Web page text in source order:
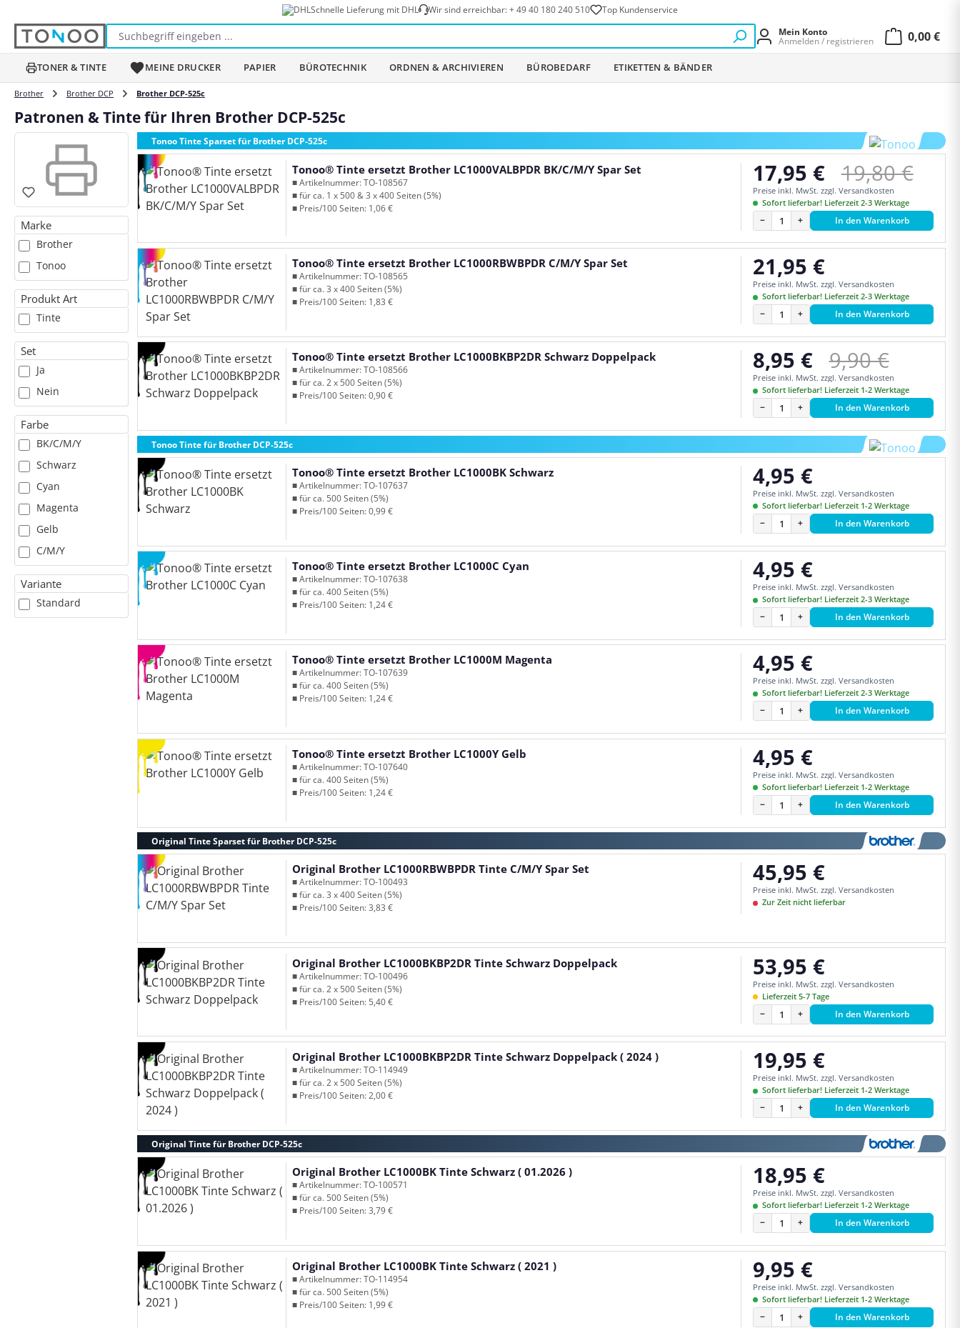
Schnelle Lieferung mit DHL Wir sind erreichbar:+ 49 40 180 240 510 Top Kundenservice
Mein Konto
Anmelden / registrieren
0,00 €
TONER & TINTE MEINE DRUCKER PAPIER BÜROTECHNIK ORDNEN & ARCHIVIEREN BÜROBEDARF ETIKETTEN & BÄNDER
Brother Brother DCP Brother DCP-525c
Patronen & Tinte für Ihren Brother DCP-525c
Marke
Brother
Tonoo
Produkt Art
Tinte
Set
Ja
Nein
Farbe
BK/C/M/Y
Schwarz
Cyan
Magenta
Gelb
C/M/Y
Variante
Standard
Tonoo Tinte Sparset für Brother DCP-525c
Tonoo® Tinte ersetzt Brother LC1000VALBPDR BK/C/M/Y Spar Set
■ Artikelnummer: TO-108567
■ für ca. 1 x 500 & 3 x 400 Seiten (5%)
■ Preis/100 Seiten: 1,06 €
Verkaufspreis:
17,95 € Regulärer
19,80 €
Preise inkl. MwSt. zzgl. Versandkosten
Sofort lieferbar! Lieferzeit 2-3 Werktage
− + In den Warenkorb
Tonoo® Tinte ersetzt Brother LC1000RBWBPDR C/M/Y Spar Set
■ Artikelnummer: TO-108565
■ für ca. 3 x 400 Seiten (5%)
■ Preis/100 Seiten: 1,83 €
Regulärer Preis:
21,95 €
Preise inkl. MwSt. zzgl. Versandkosten
Sofort lieferbar! Lieferzeit 2-3 Werktage
− + In den Warenkorb
Tonoo® Tinte ersetzt Brother LC1000BKBP2DR Schwarz Doppelpack
■ Artikelnummer: TO-108566
■ für ca. 2 x 500 Seiten (5%)
■ Preis/100 Seiten: 0,90 €
Verkaufspreis:
8,95 € Regulärer
9,90 €
Preise inkl. MwSt. zzgl. Versandkosten
Sofort lieferbar! Lieferzeit 1-2 Werktage
− + In den Warenkorb
Tonoo Tinte für Brother DCP-525c
Tonoo® Tinte ersetzt Brother LC1000BK Schwarz
■ Artikelnummer: TO-107637
■ für ca. 500 Seiten (5%)
■ Preis/100 Seiten: 0,99 €
Regulärer Preis:
4,95 €
Preise inkl. MwSt. zzgl. Versandkosten
Sofort lieferbar! Lieferzeit 1-2 Werktage
− + In den Warenkorb
Tonoo® Tinte ersetzt Brother LC1000C Cyan
■ Artikelnummer: TO-107638
■ für ca. 400 Seiten (5%)
■ Preis/100 Seiten: 1,24 €
Regulärer Preis:
4,95 €
Preise inkl. MwSt. zzgl. Versandkosten
Sofort lieferbar! Lieferzeit 2-3 Werktage
− + In den Warenkorb
Tonoo® Tinte ersetzt Brother LC1000M Magenta
■ Artikelnummer: TO-107639
■ für ca. 400 Seiten (5%)
■ Preis/100 Seiten: 1,24 €
Regulärer Preis:
4,95 €
Preise inkl. MwSt. zzgl. Versandkosten
Sofort lieferbar! Lieferzeit 2-3 Werktage
− + In den Warenkorb
Tonoo® Tinte ersetzt Brother LC1000Y Gelb
■ Artikelnummer: TO-107640
■ für ca. 400 Seiten (5%)
■ Preis/100 Seiten: 1,24 €
Regulärer Preis:
4,95 €
Preise inkl. MwSt. zzgl. Versandkosten
Sofort lieferbar! Lieferzeit 1-2 Werktage
− + In den Warenkorb
Original Tinte Sparset für Brother DCP-525c
Original Brother LC1000RBWBPDR Tinte C/M/Y Spar Set
■ Artikelnummer: TO-100493
■ für ca. 3 x 400 Seiten (5%)
■ Preis/100 Seiten: 3,83 €
Regulärer Preis:
45,95 €
Preise inkl. MwSt. zzgl. Versandkosten
Zur Zeit nicht lieferbar
Original Brother LC1000BKBP2DR Tinte Schwarz Doppelpack
■ Artikelnummer: TO-100496
■ für ca. 2 x 500 Seiten (5%)
■ Preis/100 Seiten: 5,40 €
Regulärer Preis:
53,95 €
Preise inkl. MwSt. zzgl. Versandkosten
Lieferzeit 5-7 Tage
− + In den Warenkorb
Original Brother LC1000BKBP2DR Tinte Schwarz Doppelpack ( 2024 )
■ Artikelnummer: TO-114949
■ für ca. 2 x 500 Seiten (5%)
■ Preis/100 Seiten: 2,00 €
Regulärer Preis:
19,95 €
Preise inkl. MwSt. zzgl. Versandkosten
Sofort lieferbar! Lieferzeit 1-2 Werktage
− + In den Warenkorb
Original Tinte für Brother DCP-525c
Original Brother LC1000BK Tinte Schwarz ( 01.2026 )
■ Artikelnummer: TO-100571
■ für ca. 500 Seiten (5%)
■ Preis/100 Seiten: 3,79 €
Regulärer Preis:
18,95 €
Preise inkl. MwSt. zzgl. Versandkosten
Sofort lieferbar! Lieferzeit 1-2 Werktage
− + In den Warenkorb
Original Brother LC1000BK Tinte Schwarz ( 2021 )
■ Artikelnummer: TO-114954
■ für ca. 500 Seiten (5%)
■ Preis/100 Seiten: 1,99 €
Regulärer Preis:
9,95 €
Preise inkl. MwSt. zzgl. Versandkosten
Sofort lieferbar! Lieferzeit 1-2 Werktage
− + In den Warenkorb